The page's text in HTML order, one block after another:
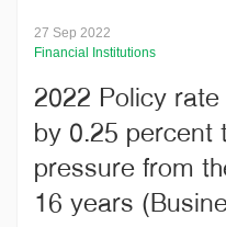
27 Sep 2022
Financial Institutions
2022 Policy
by 0.25
pressure from
16 years